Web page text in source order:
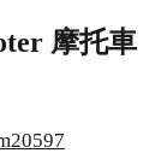
摩托車